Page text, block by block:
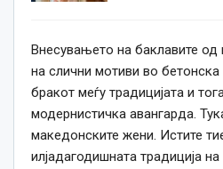
Внесувањето на баклавите
на слични мотиви во
бракот меѓу традицијата и
модернистичка авангарда.
македонските жени. Истите
илјадагодишната традиција